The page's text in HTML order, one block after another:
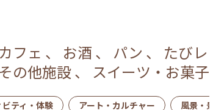
カフェ 、 お酒 、 パン 、 たびレ
その他施設、 スイーツ・お菓子
ビティ・体験 アート・カルチャー 風景・景色